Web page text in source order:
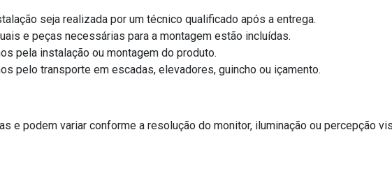
seja realizada por um técnico qualificado após a entrega.
e peças necessárias para a montagem estão incluídas.
pela instalação ou montagem do produto.
pelo transporte em escadas, elevadores, guincho ou içamento.
e podem variar conforme a resolução do monitor, iluminação ou percepção